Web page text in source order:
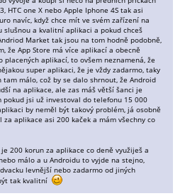
HTC one X nebo Apple Iphone 4S tak asi
navíc, když chce mít ve svém zařízení na
slušnou a kvalitní aplikaci a pokud chceš
Market tak jsou na tom hodně podobně,
že App Store má více aplikací a obecně
aplikací, to ovšem neznamená, že
super aplikaci, že je vždy zadarmo, taky
málo, což by se dalo shrnout, že Android
na aplikace, ale zas máš větší šanci je
pokud jsi už investoval do telefonu 15 000
by neměl být takový problém, já osobně
za aplikace asi 200 kaček a mám všechny co
200 korun za aplikace co deně využiješ a
málo a u Androidu to vyjde na stejno,
levnější nebo zadarmo od jiných
tak kvalitní